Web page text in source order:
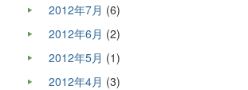
2012年7月 (6)
2012年6月 (2)
2012年5月 (1)
2012年4月 (3)